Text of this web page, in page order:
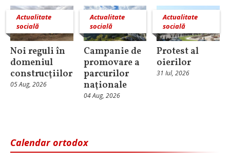
Actualitate
socială
Noi reguli în
domeniul
construcţiilor
05 Aug, 2026
Actualitate
socială
Campanie de
promovare a
parcurilor
naţionale
04 Aug, 2026
Actualitate
socială
Protest al
oierilor
31 Iul, 2026
Calendar ortodox